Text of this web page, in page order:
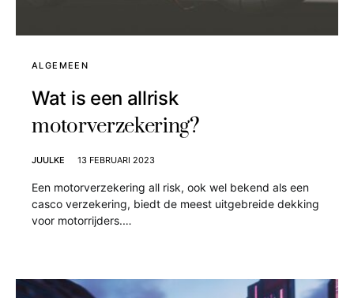
ALGEMEEN
Wat is een allrisk
motorverzekering?
JUULKE 13 FEBRUARI 2023
Een motorverzekering all risk, ook wel bekend als een
casco verzekering, biedt de meest uitgebreide dekking
voor motorrijders.…